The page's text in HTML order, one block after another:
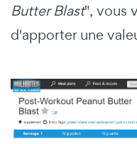
Butter Blast", vous
d'apporter une